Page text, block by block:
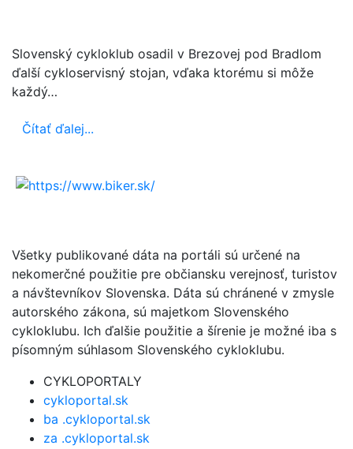
Slovenský cykloklub osadil v Brezovej pod Bradlom
ďalší cykloservisný stojan, vďaka ktorému si môže
každý…
Čítať ďalej...
Všetky publikované dáta na portáli sú určené na
nekomerčné použitie pre občiansku verejnosť, turistov
a návštevníkov Slovenska. Dáta sú chránené v zmysle
autorského zákona, sú majetkom Slovenského
cykloklubu. Ich ďalšie použitie a šírenie je možné iba s
písomným súhlasom Slovenského cykloklubu.
CYKLOPORTALY
cykloportal.sk
ba .cykloportal.sk
za .cykloportal.sk